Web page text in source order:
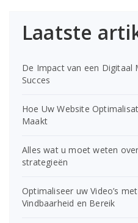
Laatste
De Impact van een Digitaal
Succes
Hoe Uw Website
Maakt
Alles wat u moet weten
strategieën
Optimaliseer uw Video’s
Vindbaarheid en Bereik